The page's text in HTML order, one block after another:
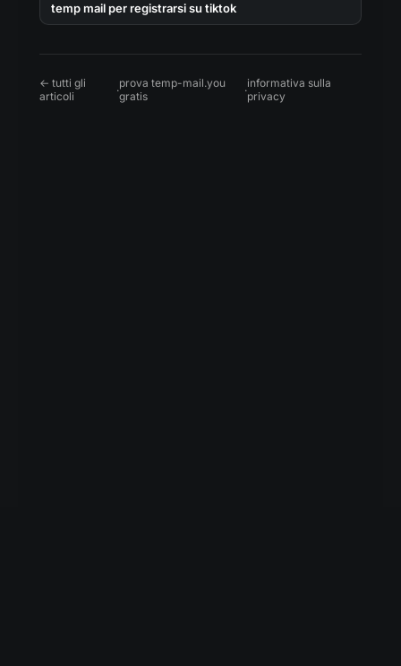
temp mail per registrarsi su tiktok
← tutti gli
articoli
·prova temp-mail.you
gratis
·informativa sulla
privacy